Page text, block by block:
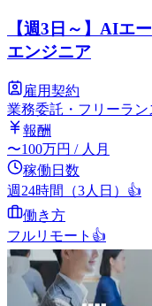
【週3日～】AIエ
エンジニア
雇用契約
業務委託・フリーラン
報酬
〜100万円 / 人月
稼働日数
週24時間（3人日） 👍
働き方
フルリモート 👍